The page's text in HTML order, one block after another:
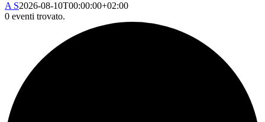
A S2026-08-10T00:00:00+02:00
0 eventi trovato.